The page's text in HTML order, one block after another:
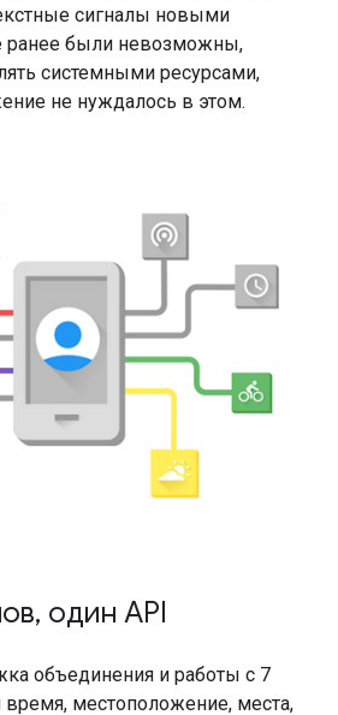
сигналы новыми
ранее были невозможны,
системными ресурсами,
не нуждалось в этом.
один API
объединения и работы с 7
местоположение, места,